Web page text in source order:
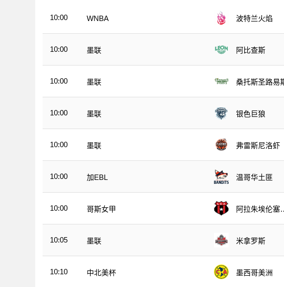
10:00 WNBA 波特兰火焰
10:00 墨联 阿比查斯
10:00 墨联 桑托斯圣路易
10:00 墨联 银色巨狼
10:00 墨联 弗雷斯尼洛虾
10:00 加EBL 温哥华土匪
10:00 哥斯女甲
阿拉朱埃伦塞
10:05 墨联 米拿罗斯
10:10 中北美杯 墨西哥美洲